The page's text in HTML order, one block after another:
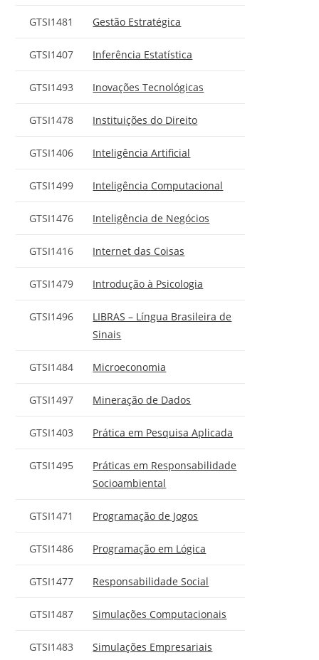
GTSI1481 Gestão Estratégica
GTSI1407 Inferência Estatística
GTSI1493 Inovações Tecnológicas
GTSI1478 Instituições do Direito
GTSI1406 Inteligência Artificial
GTSI1499 Inteligência Computacional
GTSI1476 Inteligência de Negócios
GTSI1416 Internet das Coisas
GTSI1479 Introdução à Psicologia
GTSI1496
LIBRAS – Língua Brasileira de
Sinais
GTSI1484 Microeconomia
GTSI1497 Mineração de Dados
GTSI1403 Prática em Pesquisa Aplicada
GTSI1495
Práticas em Responsabilidade
Socioambiental
GTSI1471 Programação de Jogos
GTSI1486 Programação em Lógica
GTSI1477 Responsabilidade Social
GTSI1487 Simulações Computacionais
GTSI1483 Simulações Empresariais